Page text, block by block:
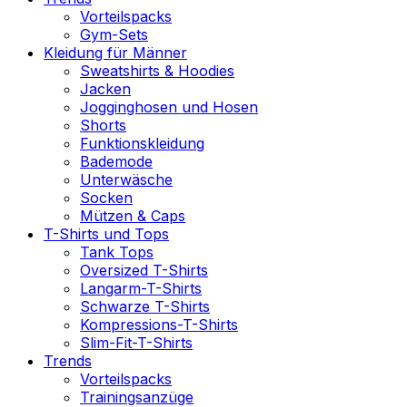
Vorteilspacks
Gym-Sets
Kleidung für Männer
Sweatshirts & Hoodies
Jacken
Jogginghosen und Hosen
Shorts
Funktionskleidung
Bademode
Unterwäsche
Socken
Mützen & Caps
T-Shirts und Tops
Tank Tops
Oversized T-Shirts
Langarm-T-Shirts
Schwarze T-Shirts
Kompressions-T-Shirts
Slim-Fit-T-Shirts
Trends
Vorteilspacks
Trainingsanzüge